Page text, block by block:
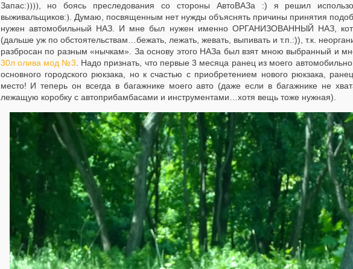
Запас:)))) , но боясь преследования со стороны АвтоВАЗа :) я решил
выживальщиков:) . Думаю, посвященным нет нужды объяснять причины принятия
нужен автомобильный НАЗ. И мне был нужен именно ОРГАНИЗОВАННЫЙ НАЗ,
(дальше уж по обстоятельствам…бежать, лежать, жевать, выпивать и т.п.:)), т.к.
разбросан по разным «нычкам». За основу этого НАЗа был взят мною выбранный и
30л олива мод №3 . Надо признать, что первые 3 месяца ранец из моего
основного городского рюкзака, но к счастью с приобретением нового рюкзака,
место! И теперь он всегда в багажнике моего авто (даже если в багажнике не
лежащую коробку с автоприбамбасами и инструментами…хотя вещь тоже нужная).